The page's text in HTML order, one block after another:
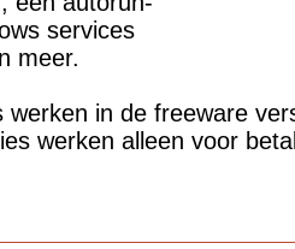
services
meer.
werken in de freeware
werken alleen voor